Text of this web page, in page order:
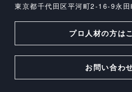
東京都千代田区平河町2-16-9永
プロ人材の方は
お問い合わ